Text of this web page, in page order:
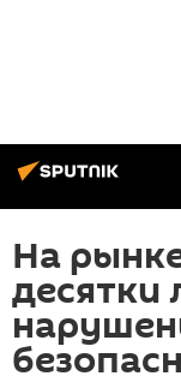
На
десятки